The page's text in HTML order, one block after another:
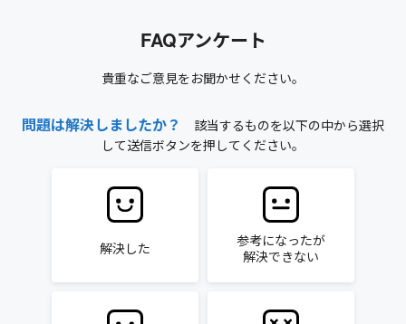
FAQアンケート
貴重なご意見をお聞かせください。
問題は解決しましたか？
該当するものを以下の中から選択
して送信ボタンを押してください。
解決した
参考になったが
解決できない